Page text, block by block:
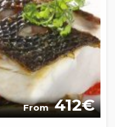
From 412